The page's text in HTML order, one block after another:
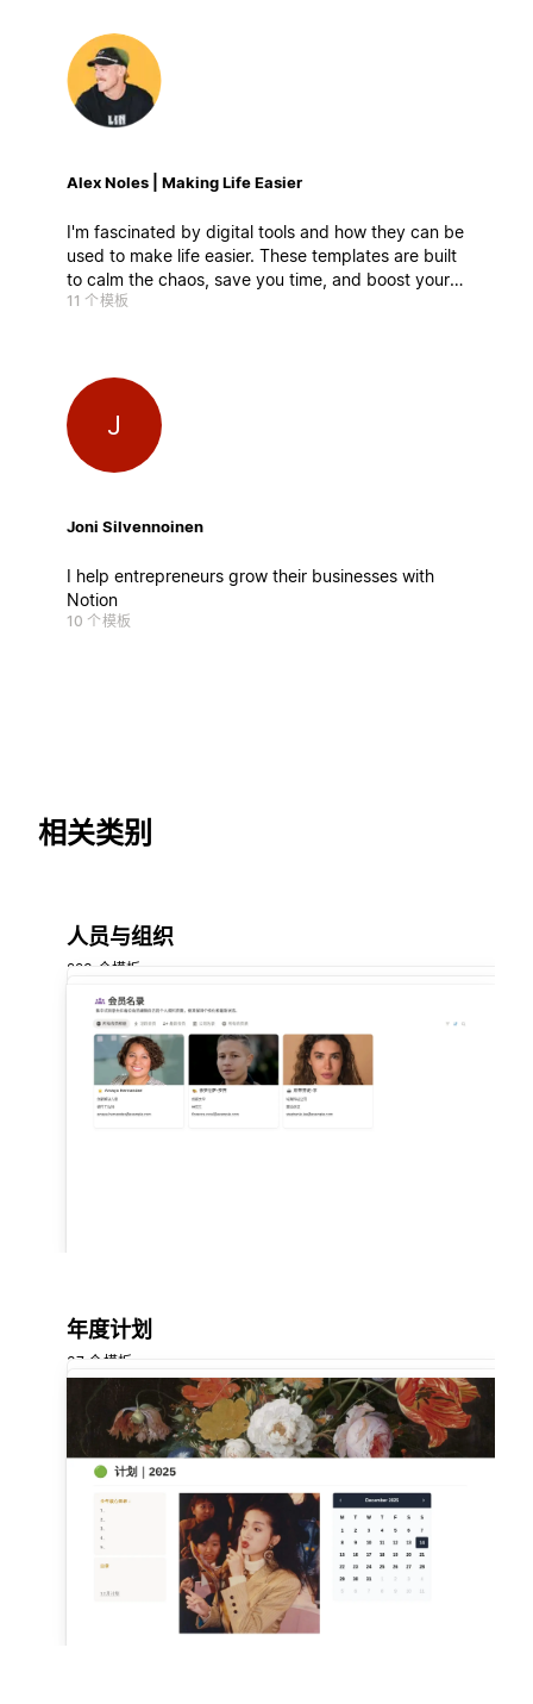
Alex Noles | Making Life Easier
I'm fascinated by digital tools and how they can be
used to make life easier. These templates are built
to calm the chaos, save you time, and boost your
productivity. Easy to customize, simple to use—
11 个模板
J
Joni Silvennoinen
I help entrepreneurs grow their businesses with
Notion
10 个模板
相关类别
人员与组织
223 个模板
年度计划
37 个模板